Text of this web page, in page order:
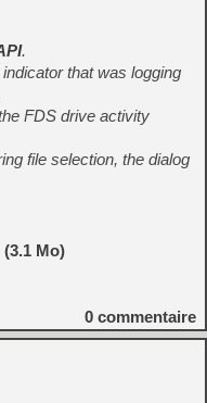
.
that was logging
FDS drive activity
file selection, the dialog
Mo)
0 commentaire